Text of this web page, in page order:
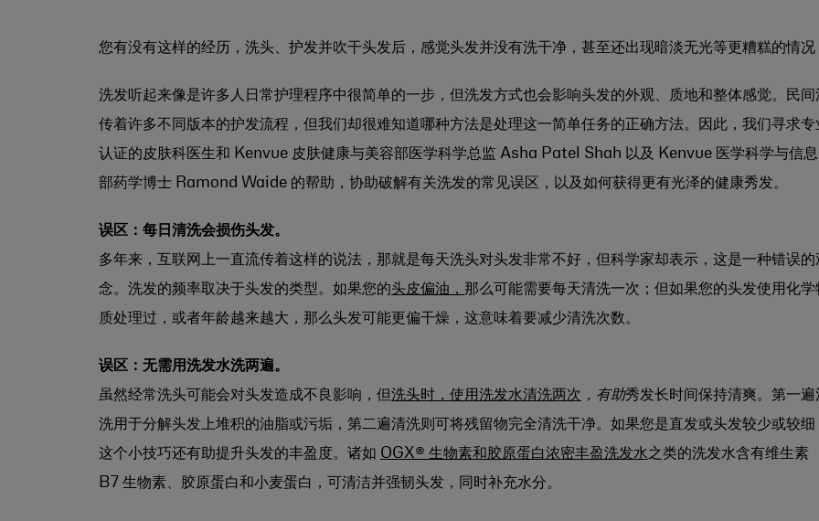
您有没有这样的经历，洗头、护发并吹干头发后，感觉头发并没有洗干净，甚至还出现暗淡无光等更糟糕的情况
洗发听起来像是许多人日常护理程序中很简单的一步，但洗发方式也会影响头发的外观、质地和整体感觉。民间
传着许多不同版本的护发流程，但我们却很难知道哪种方法是处理这一简单任务的正确方法。因此，我们寻求专
认证的皮肤科医生和 Kenvue 皮肤健康与美容部医学科学总监 Asha Patel Shah 以及 Kenvue 医学科学与信息
部药学博士 Ramond Waide 的帮助，协助破解有关洗发的常见误区，以及如何获得更有光泽的健康秀发。
误区：每日清洗会损伤头发。
多年来，互联网上一直流传着这样的说法，那就是每天洗头对头发非常不好，但科学家却表示，这是一种错误的
念。洗发的频率取决于头发的类型。如果您的头皮偏油， 那么可能需要每天清洗一次；但如果您的头发使用化学
质处理过，或者年龄越来越大，那么头发可能更偏干燥，这意味着要减少清洗次数。
误区：无需用洗发水洗两遍。
虽然经常洗头可能会对头发造成不良影响，但洗头时，使用洗发水清洗两次 ，有助秀发长时间保持清爽。第一遍
洗用于分解头发上堆积的油脂或污垢，第二遍清洗则可将残留物完全清洗干净。如果您是直发或头发较少或较细
这个小技巧还有助提升头发的丰盈度。诸如 OGX® 生物素和胶原蛋白浓密丰盈洗发水之类的洗发水含有维生素
B7 生物素、胶原蛋白和小麦蛋白，可清洁并强韧头发，同时补充水分。